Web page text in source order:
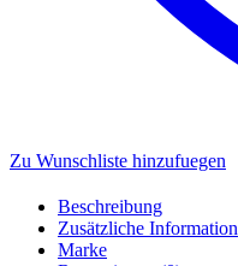
Zu Wunschliste hinzufuegen
Beschreibung
Zusätzliche Information
Marke